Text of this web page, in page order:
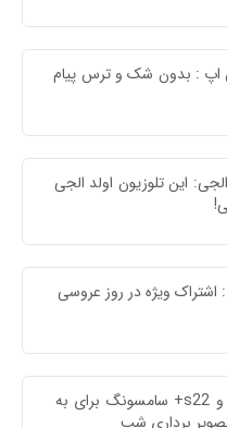
اپ : بدون شک و ترس پیام
این تلوزیون اولد الجی
اشتراک ویژه در روز عروسی
تبلیغ گلکسی s22 و s22+ سامسونگ برای به
برداری شب